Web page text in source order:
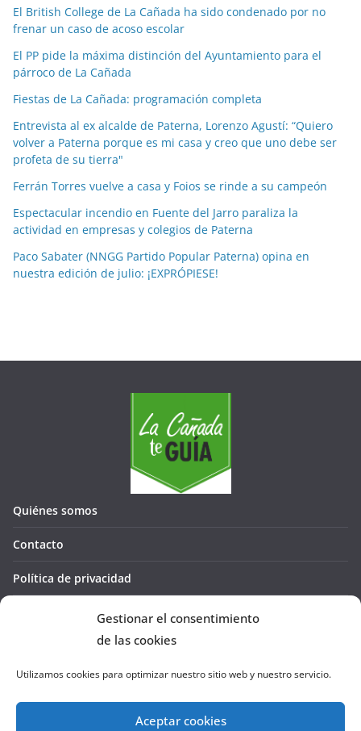
Gestionar el consentimiento
de las cookies
Utilizamos cookies para optimizar nuestro sitio web y nuestro servicio.
Aceptar cookies
i
a
s
p
o
r
m
e
s
s
El British College de La Cañada ha sido condenado por no
frenar un caso de acoso escolar
El PP pide la máxima distinción del Ayuntamiento para el
párroco de La Cañada
Fiestas de La Cañada: programación completa
Entrevista al ex alcalde de Paterna, Lorenzo Agustí: “Quiero
volver a Paterna porque es mi casa y creo que uno debe ser
profeta de su tierra"
Ferrán Torres vuelve a casa y Foios se rinde a su campeón
Espectacular incendio en Fuente del Jarro paraliza la
actividad en empresas y colegios de Paterna
Paco Sabater (NNGG Partido Popular Paterna) opina en
nuestra edición de julio: ¡EXPRÓPIESE!
Quiénes somos
Contacto
Política de privacidad
Política de cookies (UE)